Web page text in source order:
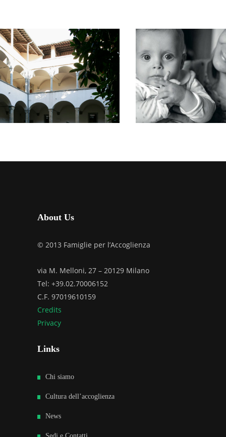
TOSCANA
GIORNATA
REGIONALE
DELL’AFFIDO
FAMILIARE
TOSCANA
DEL
MARZO 21, 2026
About Us
© 2013 Famiglie per l’Accoglienza
via M. Melloni, 27 – 20129 Milano
Tel: +39.02.70006152
C.F. 97019610159
Credits
Privacy
Links
Chi siamo
Cultura dell’accoglienza
News